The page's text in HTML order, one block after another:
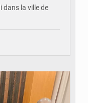
dans la ville de